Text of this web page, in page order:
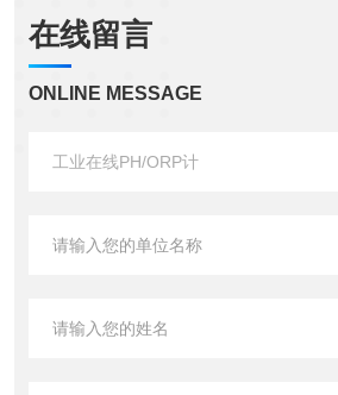
在线留言
ONLINE MESSAGE